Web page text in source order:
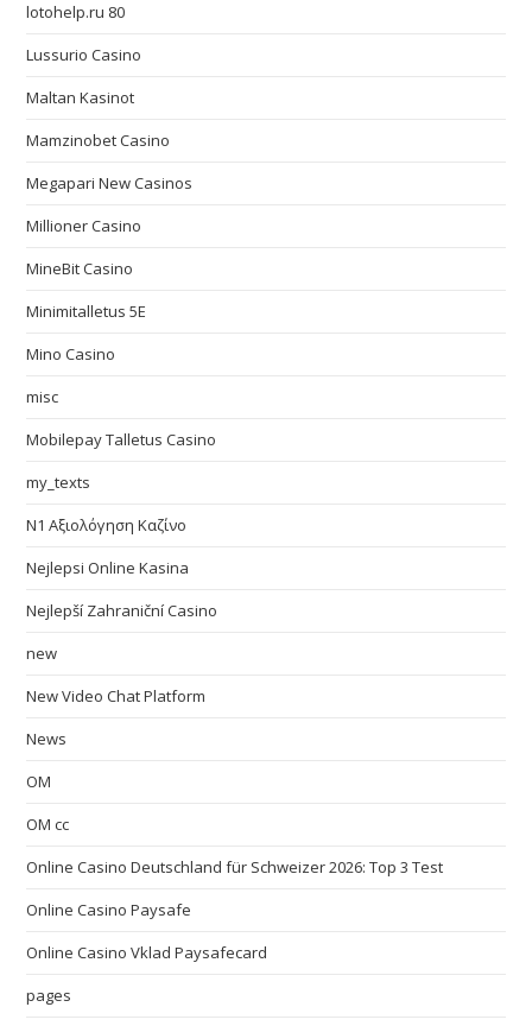
lotohelp.ru 80
Lussurio Casino
Maltan Kasinot
Mamzinobet Casino
Megapari New Casinos
Millioner Casino
MineBit Casino
Minimitalletus 5E
Mino Casino
misc
Mobilepay Talletus Casino
my_texts
N1 Αξιολόγηση Καζίνο
Nejlepsi Online Kasina
Nejlepší Zahraniční Casino
new
New Video Chat Platform
News
OM
OM cc
Online Casino Deutschland für Schweizer 2026: Top 3 Test
Online Casino Paysafe
Online Casino Vklad Paysafecard
pages